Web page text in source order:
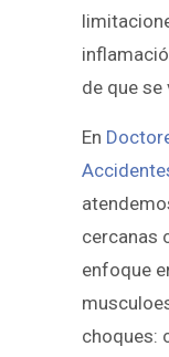
de que se
En
cercanas
enfoque
choques: